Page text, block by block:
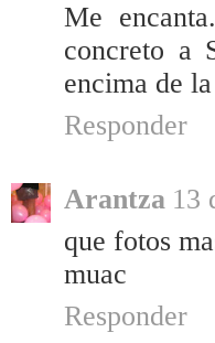
Me
concreto a
encima de
Responder
Arantza 13
que fotos
muac
Responder